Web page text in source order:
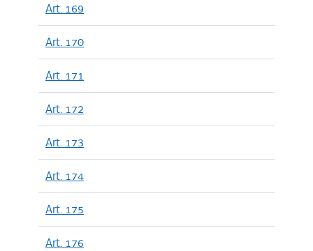
Art. 169
Art. 170
Art. 171
Art. 172
Art. 173
Art. 174
Art. 175
Art. 176